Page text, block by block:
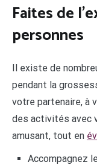
Faites de
personnes
Il existe de
pendant la
votre partenaire, à
des activités avec
amusant, tout en
Accompagnez